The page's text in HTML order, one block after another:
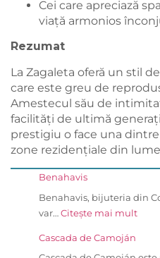
Cei care apreciază
viață armonios
Rezumat
La Zagaleta oferă un stil
care este greu de
Amestecul său de
facilități de ultimă
prestigiu o face una
zone rezidențiale din
Benahavis
Benahavis, bijuteria din
var… Citește mai mult
Cascada de Camoján